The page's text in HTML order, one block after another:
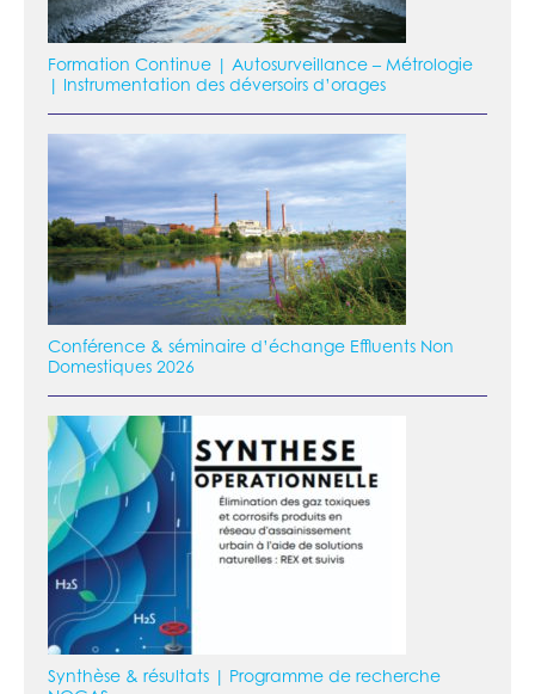
Formation Continue | Autosurveillance – Métrologie
| Instrumentation des déversoirs d’orages
Conférence & séminaire d’échange Effluents Non
Domestiques 2026
Synthèse & résultats | Programme de recherche